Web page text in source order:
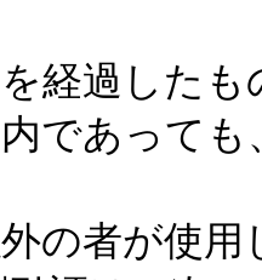
経過したも
であっても
の者が使用